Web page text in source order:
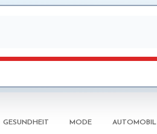
GESUNDHEIT MODE AUTOMOBIL